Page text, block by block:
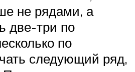
не рядами, а
две-три по
по
следующий ряд,